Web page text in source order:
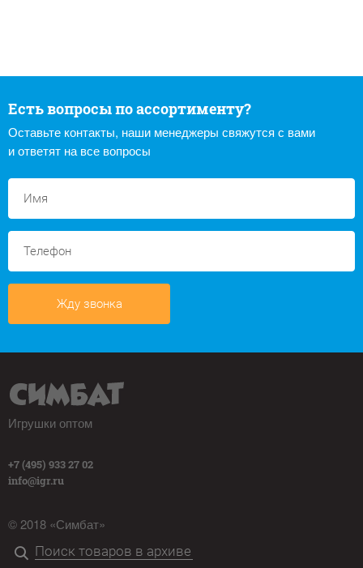
Есть вопросы по ассортименту?
Оставьте контакты, наши менеджеры свяжутся с вами
и ответят на все вопросы
Жду звонка
Игрушки оптом
+7 (495) 933 27 02
info@igr.ru
© 2018 «Симбат»